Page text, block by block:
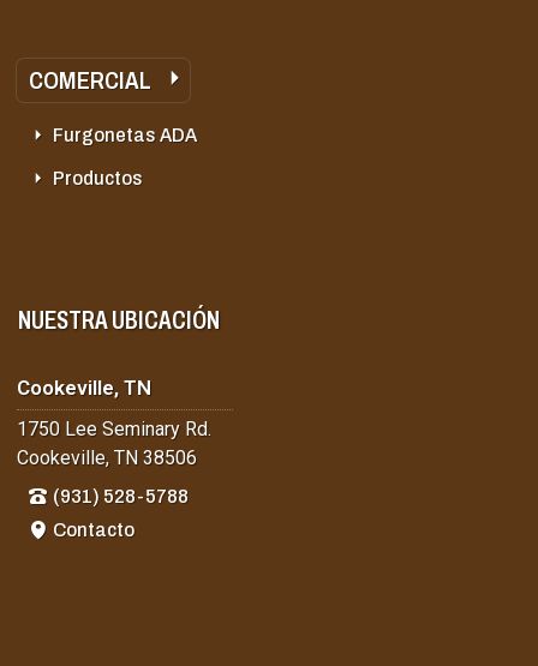
COMERCIAL
Furgonetas ADA
Productos
NUESTRA UBICACIÓN
Cookeville, TN
1750 Lee Seminary Rd.
Cookeville, TN 38506
(931) 528-5788
Contacto